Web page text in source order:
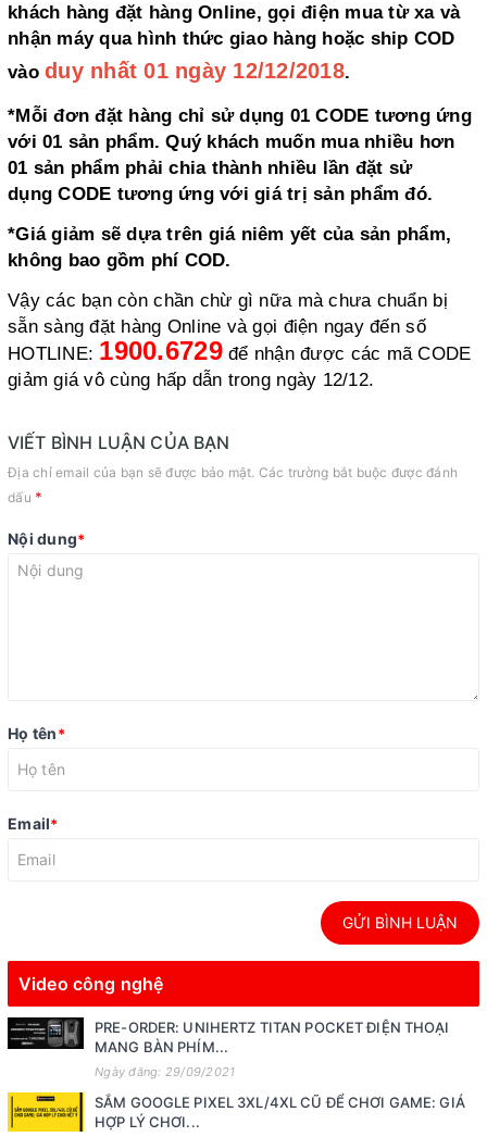
khách hàng đặt hàng Online, gọi điện mua từ xa và
nhận máy qua hình thức giao hàng hoặc ship COD
vào duy nhất 01 ngày 12/12/2018.
*Mỗi đơn đặt hàng chỉ sử dụng 01 CODE tương ứng
với 01 sản phẩm. Quý khách muốn mua nhiều hơn
01 sản phẩm phải chia thành nhiều lần đặt sử
dụng CODE tương ứng với giá trị sản phẩm đó.
*Giá giảm sẽ dựa trên giá niêm yết của sản phẩm,
không bao gồm phí COD.
Vậy các bạn còn chần chừ gì nữa mà chưa chuẩn bị
sẵn sàng đặt hàng Online và gọi điện ngay đến số
HOTLINE: 1900.6729để nhận được các mã CODE
giảm giá vô cùng hấp dẫn trong ngày 12/12.
VIẾT BÌNH LUẬN CỦA BẠN
Địa chỉ email của bạn sẽ được bảo mật. Các trường bắt buộc được đánh
dấu *
Nội dung*
Họ tên*
Email*
GỬI BÌNH LUẬN
Video công nghệ
PRE-ORDER: UNIHERTZ TITAN POCKET ĐIỆN THOẠI
MANG BÀN PHÍM...
Ngày đăng: 29/09/2021
SẮM GOOGLE PIXEL 3XL/4XL CŨ ĐỂ CHƠI GAME: GIÁ
HỢP LÝ CHƠI...